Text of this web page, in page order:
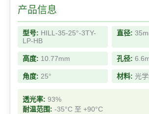
产品信息
型号: HILL-35-25°-3TY-
LP-HB
直径:
高度: 10.77mm 孔径:
角度: 25° 材料: 光
透光率: 93%
耐温范围: -35°C 至 +90°C